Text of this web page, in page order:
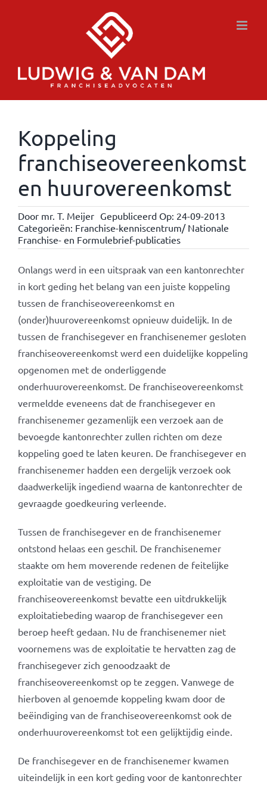
Koppeling
franchiseovereenkomst
en huurovereenkomst
Door mr. T. Meijer Gepubliceerd Op: 24-09-2013
Categorieën: Franchise-kenniscentrum/ Nationale
Franchise- en Formulebrief-publicaties
Onlangs werd in een uitspraak van een kantonrechter
in kort geding het belang van een juiste koppeling
tussen de franchiseovereenkomst en
(onder)huurovereenkomst opnieuw duidelijk. In de
tussen de franchisegever en franchisenemer gesloten
franchiseovereenkomst werd een duidelijke koppeling
opgenomen met de onderliggende
onderhuurovereenkomst. De franchiseovereenkomst
vermeldde eveneens dat de franchisegever en
franchisenemer gezamenlijk een verzoek aan de
bevoegde kantonrechter zullen richten om deze
koppeling goed te laten keuren. De franchisegever en
franchisenemer hadden een dergelijk verzoek ook
daadwerkelijk ingediend waarna de kantonrechter de
gevraagde goedkeuring verleende.
Tussen de franchisegever en de franchisenemer
ontstond helaas een geschil. De franchisenemer
staakte om hem moverende redenen de feitelijke
exploitatie van de vestiging. De
franchiseovereenkomst bevatte een uitdrukkelijk
exploitatiebeding waarop de franchisegever een
beroep heeft gedaan. Nu de franchisenemer niet
voornemens was de exploitatie te hervatten zag de
franchisegever zich genoodzaakt de
franchiseovereenkomst op te zeggen. Vanwege de
hierboven al genoemde koppeling kwam door de
beëindiging van de franchiseovereenkomst ook de
onderhuurovereenkomst tot een gelijktijdig einde.
De franchisegever en de franchisenemer kwamen
uiteindelijk in een kort geding voor de kantonrechter